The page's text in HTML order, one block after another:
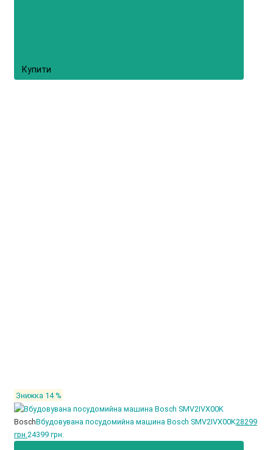
Купити
Знижка 14 %
BoschВбудовувана посудомийна машина Bosch SMV2IVX00K28299
грн. 24399 грн.